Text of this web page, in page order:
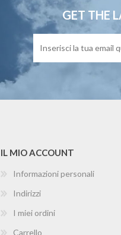
GET THE
IL MIO ACCOUNT
Informazioni personali
Indirizzi
I miei ordini
Carrello